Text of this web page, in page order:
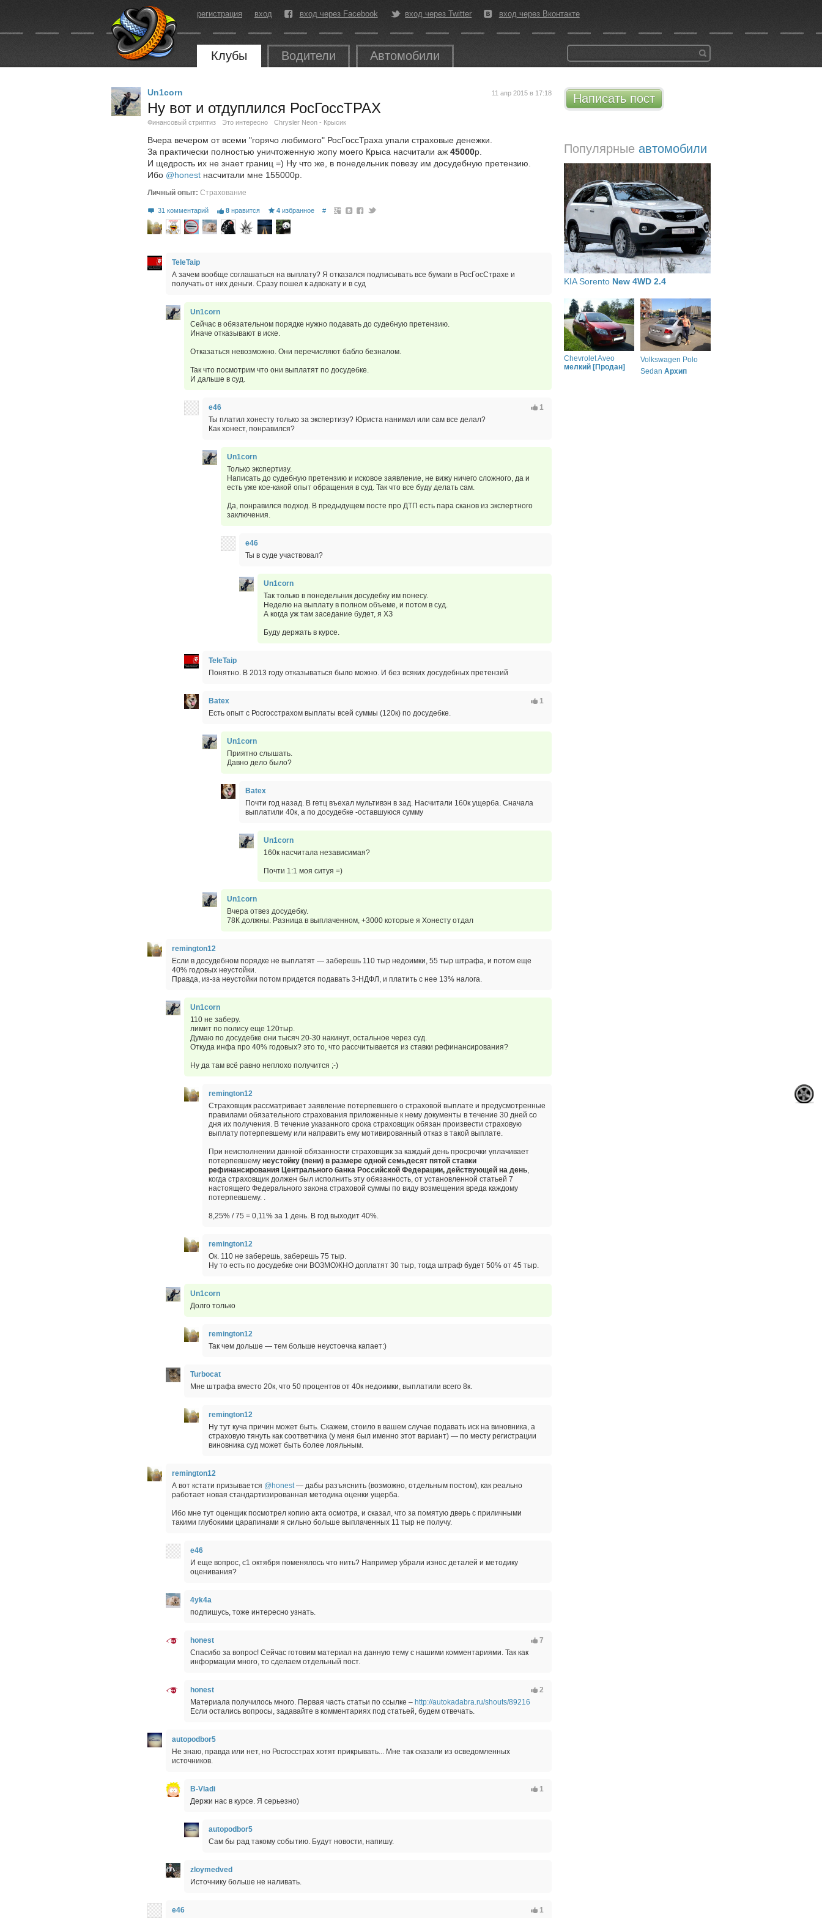
регистрация вход вход через Facebook вход через Twitter вход через Вконтакте
Клубы Водители Автомобили
Написать пост
Популярные автомобили
KIA Sorento New 4WD 2.4
Chevrolet Aveo
мелкий [Продан]
Volkswagen Polo
Sedan Архип
11 апр 2015 в 17:18
Un1corn
Ну вот и отдуплился РосГоссТРАХ
Финансовый стриптиз Это интересно Chrysler Neon - Крысик
Вчера вечером от всеми "горячо любимого" РосГоссТраха упали страховые денежки.
За практически полностью уничтоженную жопу моего Крыса насчитали аж 45000р.
И щедрость их не знает границ =) Ну что же, в понедельник повезу им досудебную претензию.
Ибо @honest насчитали мне 155000р.
Личный опыт: Страхование
31 комментарий 8 нравится 4 избранное #
TeleTaip
А зачем вообще соглашаться на выплату? Я отказался подписывать все бумаги в РосГосСтрахе и
получать от них деньги. Сразу пошел к адвокату и в суд
Un1corn
Сейчас в обязательном порядке нужно подавать до судебную претензию.
Иначе отказывают в иске.
Отказаться невозможно. Они перечисляют бабло безналом.
Так что посмотрим что они выплатят по досудебке.
И дальше в суд.
1
e46
Ты платил хонесту только за экспертизу? Юриста нанимал или сам все делал?
Как хонест, понравился?
Un1corn
Только экспертизу.
Написать до судебную претензию и исковое заявление, не вижу ничего сложного, да и
есть уже кое-какой опыт обращения в суд. Так что все буду делать сам.
Да, понравился подход. В предыдущем посте про ДТП есть пара сканов из экспертного
заключения.
e46
Ты в суде участвовал?
Un1corn
Так только в понедельник досудебку им понесу.
Неделю на выплату в полном объеме, и потом в суд.
А когда уж там заседание будет, я ХЗ
Буду держать в курсе.
TeleTaip
Понятно. В 2013 году отказываться было можно. И без всяких досудебных претензий
1
Batex
Есть опыт с Росгосстрахом выплаты всей суммы (120к) по досудебке.
Un1corn
Приятно слышать.
Давно дело было?
Batex
Почти год назад. В гетц въехал мультивэн в зад. Насчитали 160к ущерба. Сначала
выплатили 40к, а по досудебке -оставшуюся сумму
Un1corn
160к насчитала независимая?
Почти 1:1 моя ситуя =)
Un1corn
Вчера отвез досудебку.
78К должны. Разница в выплаченном, +3000 которые я Хонесту отдал
remington12
Если в досудебном порядке не выплатят — заберешь 110 тыр недоимки, 55 тыр штрафа, и потом еще
40% годовых неустойки.
Правда, из-за неустойки потом придется подавать 3-НДФЛ, и платить с нее 13% налога.
Un1corn
110 не заберу.
лимит по полису еще 120тыр.
Думаю по досудебке они тысяч 20-30 накинут, остальное через суд.
Откуда инфа про 40% годовых? это то, что рассчитывается из ставки рефинансирования?
Ну да там всё равно неплохо получится ;-)
remington12
Страховщик рассматривает заявление потерпевшего о страховой выплате и предусмотренные
правилами обязательного страхования приложенные к нему документы в течение 30 дней со
дня их получения. В течение указанного срока страховщик обязан произвести страховую
выплату потерпевшему или направить ему мотивированный отказ в такой выплате.
При неисполнении данной обязанности страховщик за каждый день просрочки уплачивает
потерпевшему неустойку (пени) в размере одной семьдесят пятой ставки
рефинансирования Центрального банка Российской Федерации, действующей на день,
когда страховщик должен был исполнить эту обязанность, от установленной статьей 7
настоящего Федерального закона страховой суммы по виду возмещения вреда каждому
потерпевшему. .
8,25% / 75 = 0,11% за 1 день. В год выходит 40%.
remington12
Ок. 110 не заберешь, заберешь 75 тыр.
Ну то есть по досудебке они ВОЗМОЖНО доплатят 30 тыр, тогда штраф будет 50% от 45 тыр.
Un1corn
Долго только
remington12
Так чем дольше — тем больше неустоечка капает:)
Turbocat
Мне штрафа вместо 20к, что 50 процентов от 40к недоимки, выплатили всего 8к.
remington12
Ну тут куча причин может быть. Скажем, стоило в вашем случае подавать иск на виновника, а
страховую тянуть как соответчика (у меня был именно этот вариант) — по месту регистрации
виновника суд может быть более лояльным.
remington12
А вот кстати призывается @honest— дабы разъяснить (возможно, отдельным постом), как реально
работает новая стандартизированная методика оценки ущерба.
Ибо мне тут оценщик посмотрел копию акта осмотра, и сказал, что за помятую дверь с приличными
такими глубокими царапинами я сильно больше выплаченных 11 тыр не получу.
e46
И еще вопрос, с1 октября поменялось что нить? Например убрали износ деталей и методику
оценивания?
4yk4a
подпишусь, тоже интересно узнать.
7
honest
Спасибо за вопрос! Сейчас готовим материал на данную тему с нашими комментариями. Так как
информации много, то сделаем отдельный пост.
2
honest
Материала получилось много. Первая часть статьи по ссылке – http://autokadabra.ru/shouts/89216
Если остались вопросы, задавайте в комментариях под статьей, будем отвечать.
autopodbor5
Не знаю, правда или нет, но Росгосстрах хотят прикрывать... Мне так сказали из осведомленных
источников.
1
B-Vladi
Держи нас в курсе. Я серьезно)
autopodbor5
Сам бы рад такому событию. Будут новости, напишу.
zloymedved
Источнику больше не наливать.
1
e46